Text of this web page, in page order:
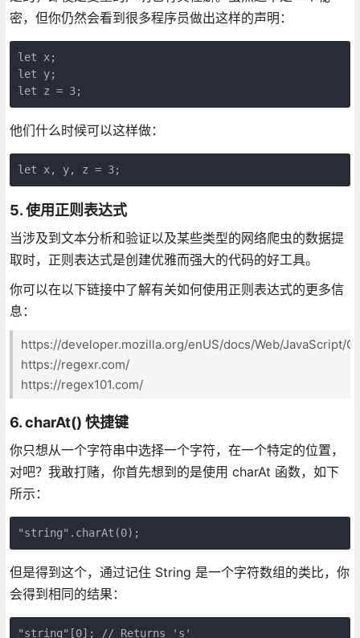
密，但你仍然会看到很多程序员做出这样的声明：
let x;
let y;
let z = 3;
他们什么时候可以这样做：
let x, y, z = 3;
5. 使用正则表达式
当涉及到文本分析和验证以及某些类型的网络爬虫的数据提
取时，正则表达式是创建优雅而强大的代码的好工具。
你可以在以下链接中了解有关如何使用正则表达式的更多信
息：
https://developer.mozilla.org/enUS/docs/Web/JavaScript/
https://regexr.com/
https://regex101.com/
6. charAt() 快捷键
你只想从一个字符串中选择一个字符，在一个特定的位置，
对吧？我敢打赌，你首先想到的是使用 charAt 函数，如下
所示：
"string".charAt(0);
但是得到这个，通过记住 String 是一个字符数组的类比，你
会得到相同的结果：
"string"[0]; // Returns 's'